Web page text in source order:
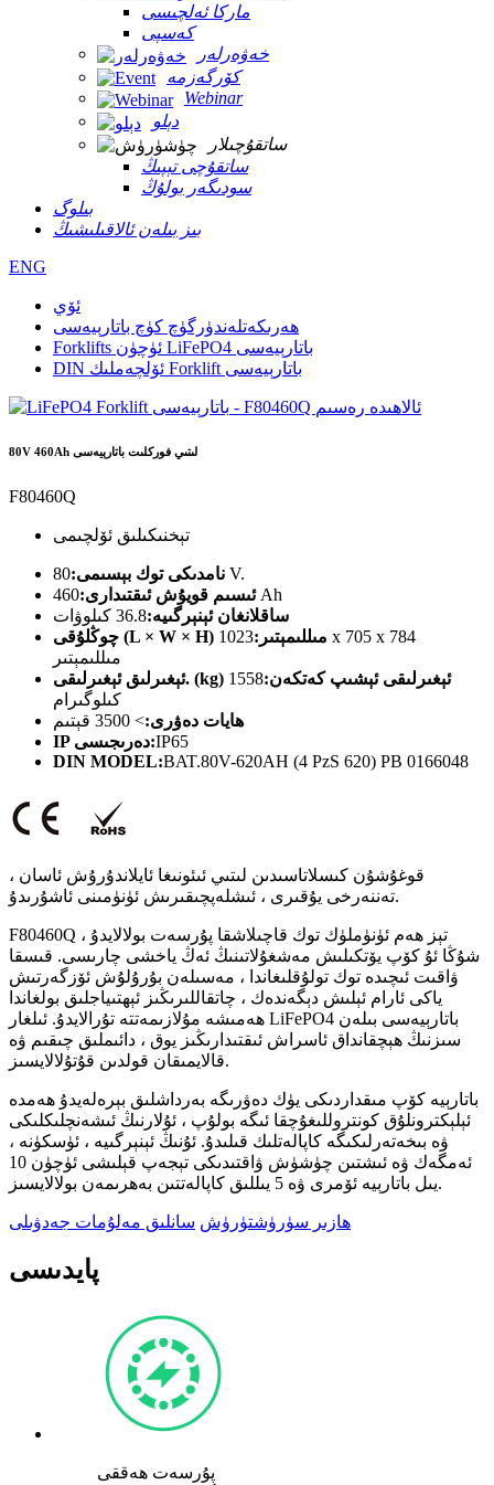
ماركا ئەلچىسى
كەسپى
خەۋەرلەر
كۆرگەزمە
Webinar
دېلو
ساتقۇچىلار
ساتقۇچى تېپىڭ
سودىگەر بولۇڭ
بىلوگ
بىز بىلەن ئالاقىلىشىڭ
ENG
ئۆي
ھەرىكەتلەندۈرگۈچ كۈچ باتارېيەسى
Forklifts ئۈچۈن LiFePO4 باتارېيەسى
DIN ئۆلچەملىك Forklift باتارېيەسى
80V 460Ah لىتىي فوركلىت باتارېيەسى
F80460Q
تېخنىكىلىق ئۆلچىمى
نامدىكى توك بېسىمى: 80 V.
ئىسىم قويۇش ئىقتىدارى:460 Ah
ساقلانغان ئېنېرگىيە:36.8 كىلوۋات
چوڭلۇقى (L × W × H) مىللىمېتىر:1023 x 705 x 784
مىللىمېتىر
ئېغىرلىق ئېغىرلىقى. (kg) ئېغىرلىقى ئېشىپ كەتكەن:1558
كىلوگىرام
ھايات دەۋرى:> 3500 قېتىم
IP دەرىجىسى:IP65
DIN MODEL:BAT.80V-620AH (4 PzS 620) PB 0166048
قوغۇشۇن كىسلاتاسىدىن لىتىي ئىئونىغا ئايلاندۇرۇش ئاسان ،
تەننەرخى يۇقىرى ، ئىشلەپچىقىرىش ئۈنۈمىنى ئاشۇرىدۇ.
F80460Q تېز ھەم ئۈنۈملۈك توك قاچىلاشقا پۇرسەت بولالايدۇ ،
شۇڭا ئۇ كۆپ يۆتكىلىش مەشغۇلاتىنىڭ ئەڭ ياخشى چارىسى. قىسقا
ۋاقىت ئىچىدە توك تولۇقلىغاندا ، مەسىلەن بۇرۇلۇش ئۆزگەرتىش
ياكى ئارام ئېلىش دېگەندەك ، چاتقاللىرىڭىز ئېھتىياجلىق بولغاندا
ھەمىشە مۇلازىمەتتە تۇرالايدۇ. ئىلغار LiFePO4 باتارېيەسى بىلەن
سىزنىڭ ھېچقانداق ئاسراش ئىقتىدارىڭىز يوق ، دائىملىق چىقىم ۋە
قالايمىقان قولدىن قۇتۇلالايسىز.
باتارېيە كۆپ مىقداردىكى يۈك دەۋرىگە بەرداشلىق بېرەلەيدۇ ھەمدە
ئېلېكترونلۇق كونتروللىغۇچقا ئىگە بولۇپ ، ئۇلارنىڭ ئىشەنچلىكلىكى
ۋە بىخەتەرلىكىگە كاپالەتلىك قىلىدۇ. ئۇنىڭ ئېنېرگىيە ، ئۈسكۈنە ،
ئەمگەك ۋە ئىشتىن چۈشۈش ۋاقتىدىكى تېجەپ قېلىشى ئۈچۈن 10
يىل باتارېيە ئۆمرى ۋە 5 يىللىق كاپالەتتىن بەھرىمەن بولالايسىز.
ھازىر سۈرۈشتۈرۈش سانلىق مەلۇمات جەدۋىلى
پايدىسى
پۇرسەت ھەققى